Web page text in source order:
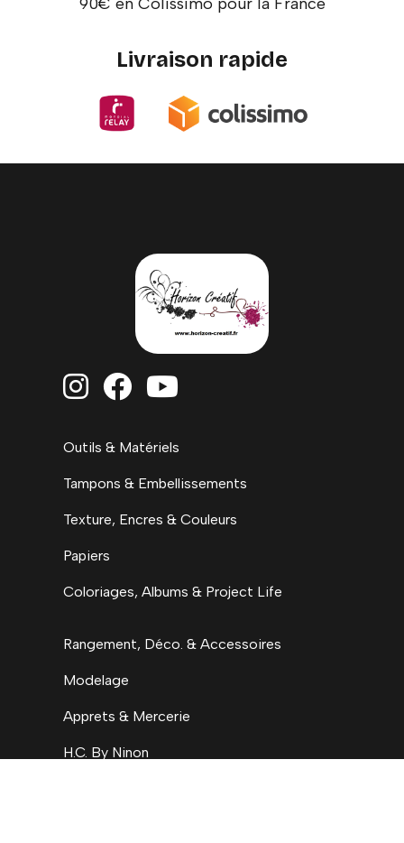
Livraison rapide
  
Outils & Matériels
Tampons & Embellissements
Texture, Encres & Couleurs
Papiers
Coloriages, Albums & Project Life
Rangement, Déco. & Accessoires
Modelage
Apprets & Mercerie
H.C. By Ninon